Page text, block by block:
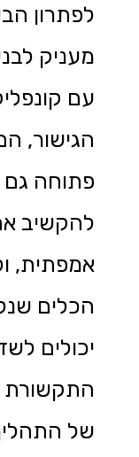
לפתרון
מעניק
עם
הגישור,
פתוחה גם
להקשיב
אמפתית,
הכלים
יכולים
התקשורת
של